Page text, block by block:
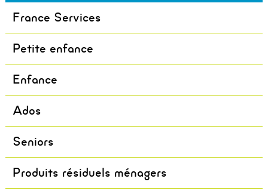
France Services
Petite enfance
Enfance
Ados
Seniors
Produits résiduels ménagers